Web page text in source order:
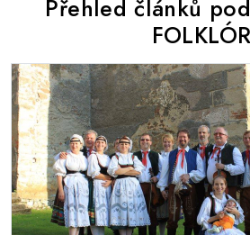
Přehled článků
FOLKLÓR